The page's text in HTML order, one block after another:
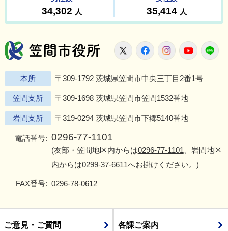
笠間市役所
X FacebookInstagram
本所 〒309-1792 茨城県笠間市中央三丁目2番1号
笠間支所 〒309-1698 茨城県笠間市笠間1532番地
岩間支所 〒319-0294 茨城県笠間市下郷5140番地
電話番号: 0296-77-1101
(友部・笠間地区内からは0296-77-1101 、岩間地区
内からは0299-37-6611へお掛けください。)
FAX番号: 0296-78-0612
ご意見・ご質問 各課ご案内